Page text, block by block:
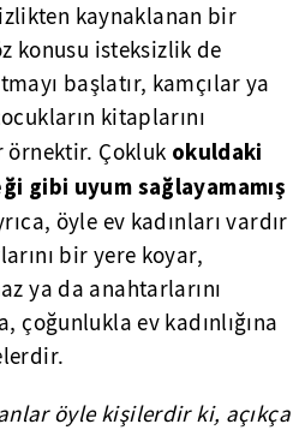
kaynaklanan bir
konusu isteksizlik de
başlatır, kamçılar ya
kitaplarını
Çokluk okuldaki
gibi uyum sağlayamamış
öyle ev kadınları vardır
bir yere koyar,
ya da anahtarlarını
çoğunlukla ev kadınlığına
öyle kişilerdir ki, açıkça